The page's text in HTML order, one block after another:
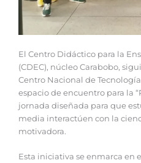
El Centro Didáctico para la
(CDEC), núcleo Carabobo,
Centro Nacional de
espacio de encuentro para la
jornada diseñada para que
media interactúen con la
motivadora.
Esta iniciativa se enmarca en